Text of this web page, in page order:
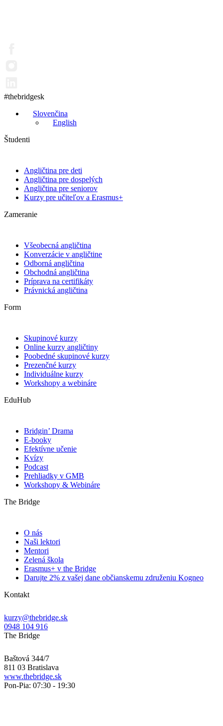
#thebridgesk
Slovenčina
English
Študenti
Angličtina pre deti
Angličtina pre dospelých
Angličtina pre seniorov
Kurzy pre učiteľov a Erasmus+
Zameranie
Všeobecná angličtina
Konverzácie v angličtine
Odborná angličtina
Obchodná angličtina
Príprava na certifikáty
Právnická angličtina
Form
Skupinové kurzy
Online kurzy angličtiny
Poobedné skupinové kurzy
Prezenčné kurzy
Individuálne kurzy
Workshopy a webináre
EduHub
Bridgin’ Drama
E-booky
Efektívne učenie
Kvízy
Podcast
Prehliadky v GMB
Workshopy & Webináre
The Bridge
O nás
Naši lektori
Mentori
Zelená škola
Erasmus+ v the Bridge
Darujte 2% z vašej dane občianskemu združeniu Kogneo
Kontakt
kurzy@thebridge.sk
0948 104 916
The Bridge
Baštová 344/7
811 03 Bratislava
www.thebridge.sk
Pon-Pia: 07:30 - 19:30